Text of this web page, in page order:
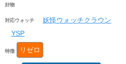
好物
対応ウォッチ 妖怪ウォッチクラウン
YSP
特徴 リゼロ